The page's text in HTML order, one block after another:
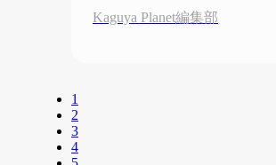
Kaguya Planet編集部
1
2
3
4